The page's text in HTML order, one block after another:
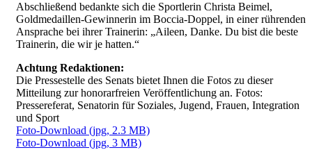
Abschließend bedankte sich die Sportlerin Christa Beimel,
Goldmedaillen-Gewinnerin im Boccia-Doppel, in einer rührenden
Ansprache bei ihrer Trainerin: „Aileen, Danke. Du bist die beste
Trainerin, die wir je hatten.“
Achtung Redaktionen:
Die Pressestelle des Senats bietet Ihnen die Fotos zu dieser
Mitteilung zur honorarfreien Veröffentlichung an. Fotos:
Pressereferat, Senatorin für Soziales, Jugend, Frauen, Integration
und Sport
Foto-Download (jpg, 2.3 MB)
Foto-Download (jpg, 3 MB)